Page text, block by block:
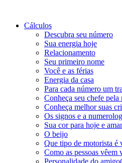
Cálculos
Descubra seu número
Sua energia hoje
Relacionamento
Seu primeiro nome
Você e as férias
Energia da casa
Para cada número um
Conheça seu chefe pela
Conheça melhor suas
Os signos e a
Sua cor para hoje e
O beijo
Que tipo de motorista é
Como as pessoas vêem
Personalidade do